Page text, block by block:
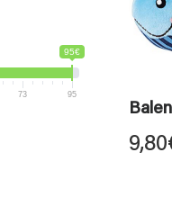
95€
73 95
9,80